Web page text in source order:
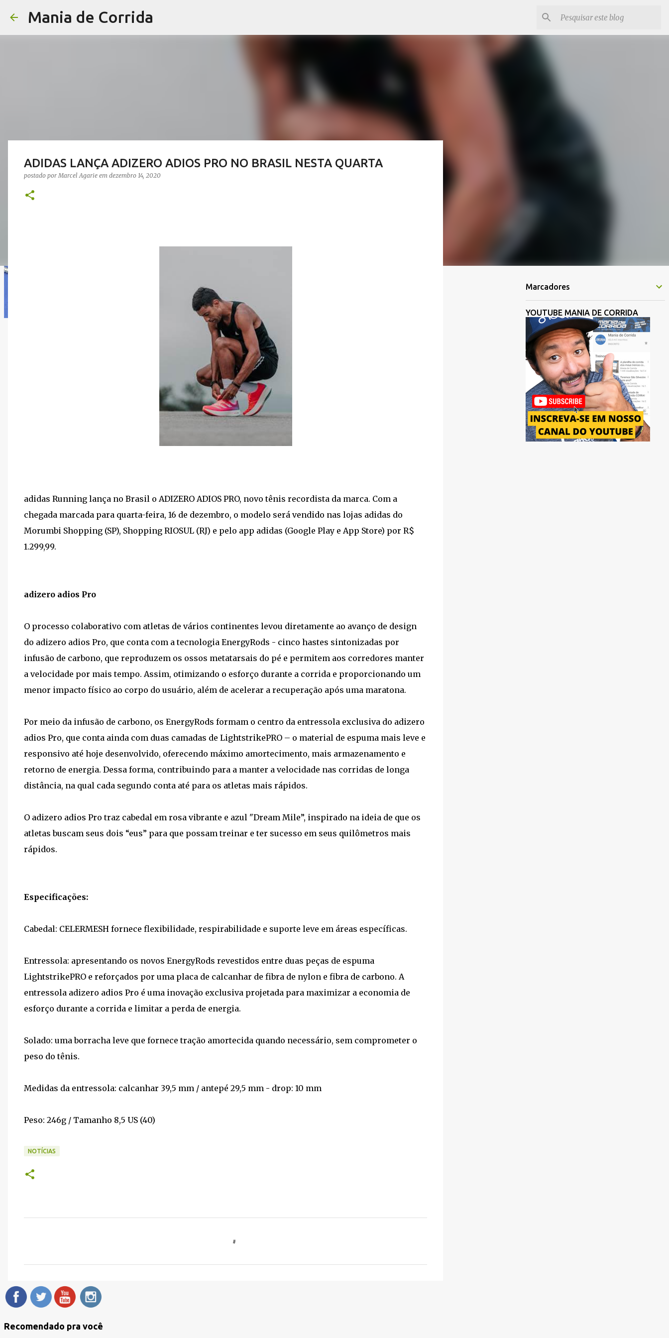
Mania de Corrida
ADIDAS LANÇA ADIZERO ADIOS PRO NO BRASIL NESTA QUARTA
postado porMarcel Agarie em dezembro 14, 2020
adidas Running lança no Brasil o ADIZERO ADIOS PRO, novo tênis recordista da marca. Com a
chegada marcada para quarta-feira, 16 de dezembro, o modelo será vendido nas lojas adidas do
Morumbi Shopping (SP), Shopping RIOSUL (RJ) e pelo app adidas (Google Play e App Store) por R$
1.299,99.
adizero adios Pro
O processo colaborativo com atletas de vários continentes levou diretamente ao avanço de design
do adizero adios Pro, que conta com a tecnologia EnergyRods - cinco hastes sintonizadas por
infusão de carbono, que reproduzem os ossos metatarsais do pé e permitem aos corredores manter
a velocidade por mais tempo. Assim, otimizando o esforço durante a corrida e proporcionando um
menor impacto físico ao corpo do usuário, além de acelerar a recuperação após uma maratona.
Por meio da infusão de carbono, os EnergyRods formam o centro da entressola exclusiva do adizero
adios Pro, que conta ainda com duas camadas de LightstrikePRO – o material de espuma mais leve e
responsivo até hoje desenvolvido, oferecendo máximo amortecimento, mais armazenamento e
retorno de energia. Dessa forma, contribuindo para a manter a velocidade nas corridas de longa
distância, na qual cada segundo conta até para os atletas mais rápidos.
O adizero adios Pro traz cabedal em rosa vibrante e azul "Dream Mile”, inspirado na ideia de que os
atletas buscam seus dois “eus” para que possam treinar e ter sucesso em seus quilômetros mais
rápidos.
Especificações:
Cabedal: CELERMESH fornece flexibilidade, respirabilidade e suporte leve em áreas específicas.
Entressola: apresentando os novos EnergyRods revestidos entre duas peças de espuma
LightstrikePRO e reforçados por uma placa de calcanhar de fibra de nylon e fibra de carbono. A
entressola adizero adios Pro é uma inovação exclusiva projetada para maximizar a economia de
esforço durante a corrida e limitar a perda de energia.
Solado: uma borracha leve que fornece tração amortecida quando necessário, sem comprometer o
peso do tênis.
Medidas da entressola: calcanhar 39,5 mm / antepé 29,5 mm - drop: 10 mm
Peso: 246g / Tamanho 8,5 US (40)
NOTÍCIAS
n
t
r
Recomendado pra você
Marcadores
YOUTUBE MANIA DE CORRIDA